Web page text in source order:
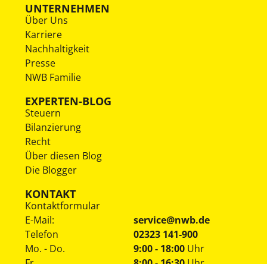
UNTERNEHMEN
Über Uns
Karriere
Nachhaltigkeit
Presse
NWB Familie
EXPERTEN-BLOG
Steuern
Bilanzierung
Recht
Über diesen Blog
Die Blogger
KONTAKT
Kontaktformular
E-Mail:
service@nwb.de
Telefon
02323 141-900
Mo. - Do.
9:00 - 18:00 Uhr